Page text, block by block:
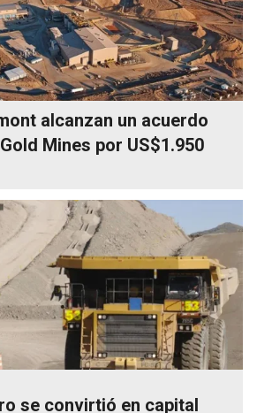
alcanzan un acuerdo
Mines por US$1.950
se convirtió en capital